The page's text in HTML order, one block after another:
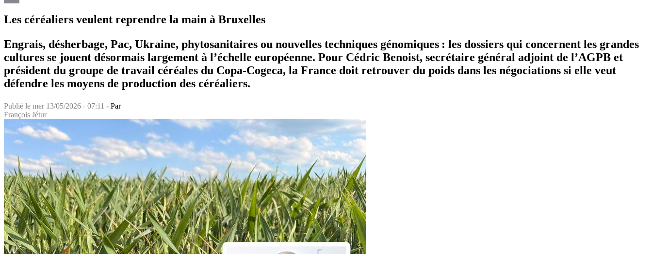
Les céréaliers veulent reprendre la main à Bruxelles
Engrais, désherbage, Pac, Ukraine, phytosanitaires ou nouvelles techniques génomiques : les dossiers qui concernent les grandes
cultures se jouent désormais largement à l’échelle européenne. Pour Cédric Benoist, secrétaire général adjoint de l’AGPB et
président du groupe de travail céréales du Copa-Cogeca, la France doit retrouver du poids dans les négociations si elle veut
défendre les moyens de production des céréaliers.
Publié le mer 13/05/2026 - 07:11 - Par
François Jétur